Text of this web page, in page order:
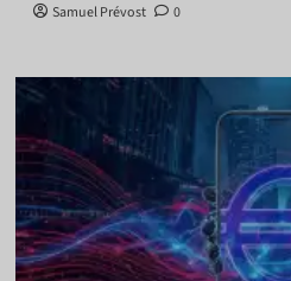
Samuel Prévost 0